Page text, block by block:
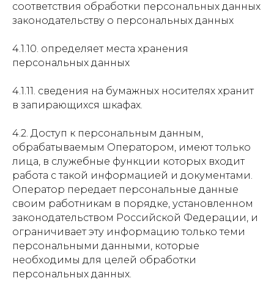
соответствия обработки персональных данных
законодательству о персональных данных
4.1.10. определяет места хранения
персональных данных
4.1.11. сведения на бумажных носителях хранит
в запирающихся шкафах.
4.2. Доступ к персональным данным,
обрабатываемым Оператором, имеют только
лица, в служебные функции которых входит
работа с такой информацией и документами.
Оператор передает персональные данные
своим работникам в порядке, установленном
законодательством Российской Федерации, и
ограничивает эту информацию только теми
персональными данными, которые
необходимы для целей обработки
персональных данных.